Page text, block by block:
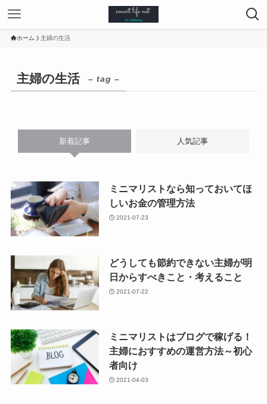
ホーム 主婦の生活
主婦の生活 – tag –
新着記事 人気記事
ミニマリストなら知っておいてほ
しいお金の管理方法
2021-07-23
どうしても節約できない主婦が明
日からすべきこと・考えること
2021-07-22
ミニマリストはブログで稼げる！
主婦におすすめの運営方法～初心
者向け
2021-04-03